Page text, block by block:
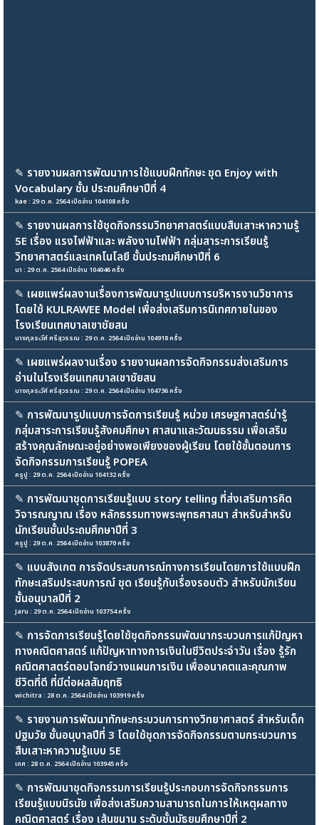
✎ รายงานผลการพัฒนาการใช้แบบฝึกทักษะ ชุด Enjoy with
Vocabulary ชั้น ประถมศึกษาปีที่ 4
kae : 29 ต.ค. 2564 เปิดอ่าน 104108 ครั้ง
✎ รายงานผลการใช้ชุดกิจกรรมวิทยาศาสตร์แบบสืบเสาะหาความรู้
5E เรื่อง แรงไฟฟ้าและ พลังงานไฟฟ้า กลุ่มสาระการเรียนรู้
วิทยาศาสตร์และเทคโนโลยี ชั้นประถมศึกษาปีที่ 6
นา : 29 ต.ค. 2564 เปิดอ่าน 104046 ครั้ง
✎ เผยแพร่ผลงานเรื่องการพัฒนารูปแบบการบริหารงานวิชาการ
โดยใช้ KULRAWEE Model เพื่อส่งเสริมการนิเทศภายในของ
โรงเรียนเทศบาลเขาชัยสน
นางกุลระวีศ์ ศรีสุวรรณ : 29 ต.ค. 2564 เปิดอ่าน 104918 ครั้ง
✎ เผยแพร่ผลงานเรื่อง รายงานผลการจัดกิจกรรมส่งเสริมการ
อ่านในโรงเรียนเทศบาลเขาชัยสน
นางกุลระวีศ์ ศรีสุวรรณ : 29 ต.ค. 2564 เปิดอ่าน 104736 ครั้ง
✎ การพัฒนารูปแบบการจัดการเรียนรู้ หน่วย เศรษฐศาสตร์น่ารู้
กลุ่มสาระการเรียนรู้สังคมศึกษา ศาสนาและวัฒนธรรม เพื่อเสริม
สร้างคุณลักษณะอยู่อย่างพอเพียงของผู้เรียน โดยใช้ขั้นตอนการ
จัดกิจกรรมการเรียนรู้ POPEA
ครูปู : 29 ต.ค. 2564 เปิดอ่าน 104132 ครั้ง
✎ การพัฒนาชุดการเรียนรู้แบบ story telling ที่ส่งเสริมการคิด
วิจารณญาณ เรื่อง หลักธรรมทางพระพุทธศาสนา สำหรับสำหรับ
นักเรียนชั้นประถมศึกษาปีที่ 3
ครูปู : 29 ต.ค. 2564 เปิดอ่าน 103870 ครั้ง
✎ แบบสังเกต การจัดประสบการณ์ทางการเรียนโดยการใช้แบบฝึก
ทักษะเสริมประสบการณ์ ชุด เรียนรู้กับเรื่องรอบตัว สำหรับนักเรียน
ชั้นอนุบาลปีที่ 2
Jaru : 29 ต.ค. 2564 เปิดอ่าน 103754 ครั้ง
✎ การจัดการเรียนรู้โดยใช้ชุดกิจกรรมพัฒนากระบวนการแก้ปัญหา
ทางคณิตศาสตร์ แก้ปัญหาทางการเงินในชีวิตประจำวัน เรื่อง รู้รัก
คณิตศาสตร์ตอบโจทย์วางแผนการเงิน เพื่ออนาคตและคุณภาพ
ชีวิตที่ดี ที่มีต่อผลสัมฤทธิ
wichitra : 28 ต.ค. 2564 เปิดอ่าน 103919 ครั้ง
✎ รายงานการพัฒนาทักษะกระบวนการทางวิทยาศาสตร์ สำหรับเด็ก
ปฐมวัย ชั้นอนุบาลปีที่ 3 โดยใช้ชุดการจัดกิจกรรมตามกระบวนการ
สืบเสาะหาความรู้แบบ 5E
เกศ : 28 ต.ค. 2564 เปิดอ่าน 103945 ครั้ง
✎ การพัฒนาชุดกิจกรรมการเรียนรู้ประกอบการจัดกิจกรรมการ
เรียนรู้แบบนิรนัย เพื่อส่งเสริมความสามารถในการให้เหตุผลทาง
คณิตศาสตร์ เรื่อง เส้นขนาน ระดับชั้นมัธยมศึกษาปีที่ 2